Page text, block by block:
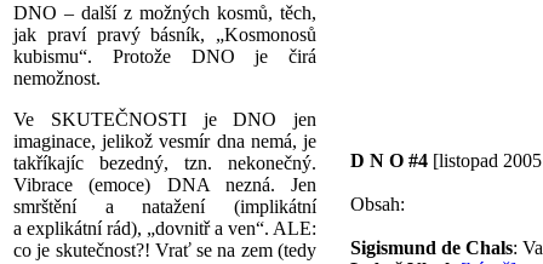
DNO – další z možných kosmů, těch,
jak praví pravý básník, „Kosmonosů
kubismu“. Protože DNO je čirá
nemožnost.
Ve SKUTEČNOSTI je DNO jen
imaginace, jelikož vesmír dna nemá, je
takříkajíc bezedný, tzn. nekonečný.
Vibrace (emoce) DNA nezná. Jen
smrštění a natažení (implikátní
a explikátní rád), „dovnitř a ven“. ALE:
co je skutečnost?! Vrať se na zem (tedy
D N O #4 [listopad
Obsah:
Sigismund de Chals: